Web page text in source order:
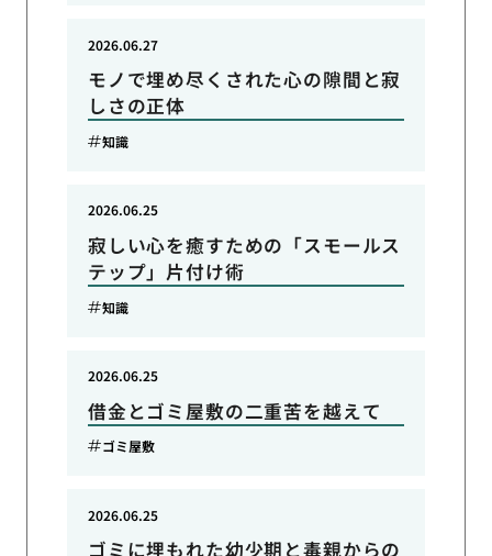
モノで埋め尽くされた心の隙間と寂
しさの正体
2026.06.27
知識
寂しい心を癒すための「スモールス
テップ」片付け術
2026.06.25
知識
借金とゴミ屋敷の二重苦を越えて
2026.06.25
ゴミ屋敷
ゴミに埋もれた幼少期と毒親からの
2026.06.25